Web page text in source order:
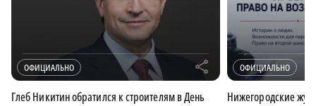
ОФИЦИАЛЬНО r
Глеб Никитин обратился к строителям в День
ОФИЦИАЛЬНО
Нижегородские